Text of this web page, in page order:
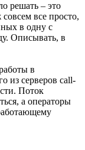
решать – это
все просто,
в одну с
Описывать, в
в
из серверов call-
Поток
а операторы